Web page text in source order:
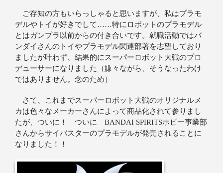
ご存知の方もいらっしゃると思いますが、私はプラモ
デルやトイが好きでして……特にロボットのプラモデル
とはガンプラ以前からの付き合いです。就職活動ではバ
ンダイさんのトイやプラモデル関連部署を志望しており
ましたが叶わず、結果的にスーパーロボット大戦のプロ
デューサーになりました（嫌々ながら、そうなったわけ
ではありません。念のため）
さて、これまでスーパーロボット大戦のオリジナルメ
カは色々なメーカーさんによって商品化されて参りまし
たが、ついに！ ついに BANDAI SPIRITSホビー事業部
さんからサイバスターのプラモデルが発売されることに
なりました！！